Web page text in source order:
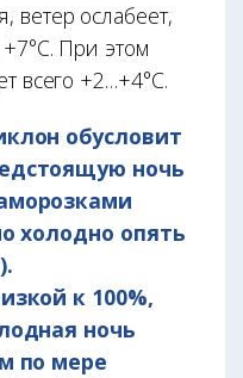
ветер ослабеет,
При этом
всего +2…+4°С.
обусловит
ночь
холодно опять
к 100%,
ночь
по мере